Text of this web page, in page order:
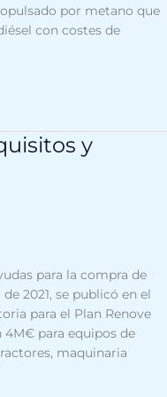
por metano que
con costes de
y
para la compra de
2021, se publicó en el
para el Plan Renove
4M€ para equipos de
maquinaria